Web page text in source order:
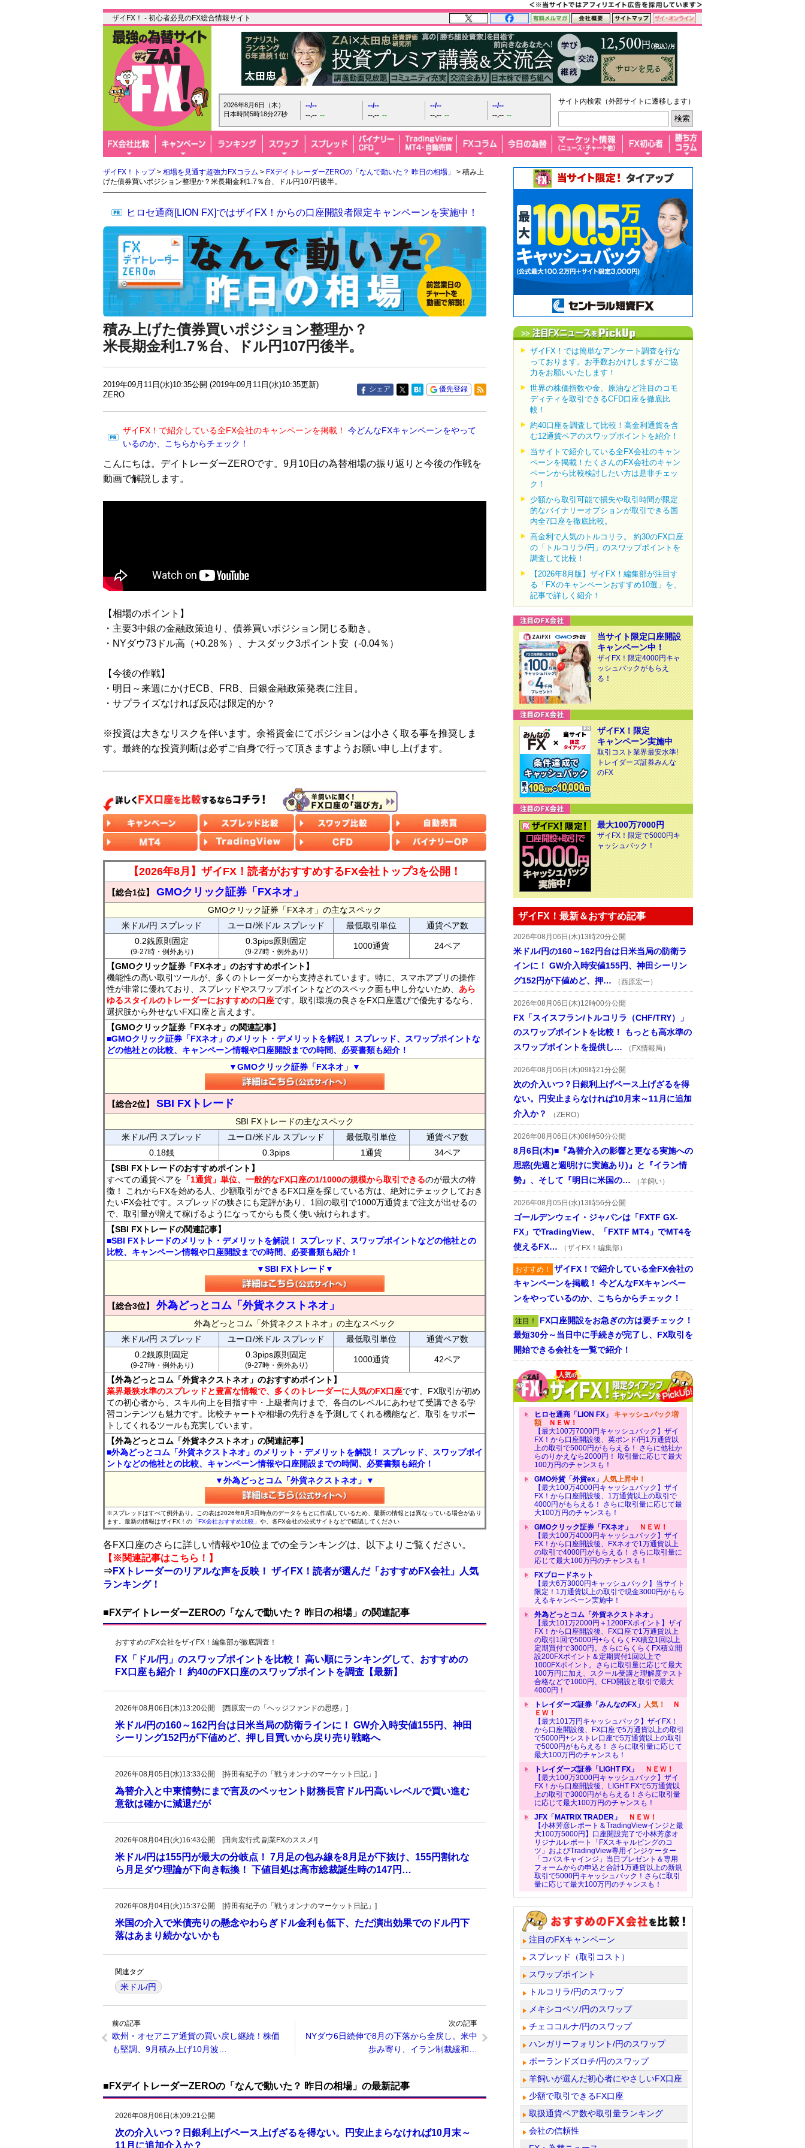
ザイFX！ - 初心者必見のFX総合情報サイト
2026年8月6日（木）
日本時間5時18分28秒
--/--
--.-- --
--/--
--.-- --
--/--
--.-- --
--/--
--.-- --
サイト内検索（外部サイトに遷移します）
ザイFX！トップ> 相場を見通す超強力FXコラム > FXデイトレーダーZEROの「なんで動いた？ 昨日の相場」
> 積み上
げた債券買いポジション整理か？米長期金利1.7％台、ドル円107円後半。
ヒロセ通商[LION FX]ではザイFX！からの口座開設者限定キャンペーンを実施中！
積み上げた債券買いポジション整理か？
米長期金利1.7％台、ドル円107円後半。
2019年09月11日(水)10:35公開 (2019年09月11日(水)10:35更新)
ZERO
シェア 優先登録
ザイFX！で紹介している全FX会社のキャンペーンを掲載！
今どんなFXキャンペーンをやって
いるのか、こちらからチェック！
こんにちは。デイトレーダーZEROです。9月10日の為替相場の振り返りと今後の作戦を
動画で解説します。
【相場のポイント】
・主要3中銀の金融政策迫り、債券買いポジション閉じる動き。
・NYダウ73ドル高（+0.28％）、ナスダック3ポイント安（-0.04％）
【今後の作戦】
・明日～来週にかけECB、FRB、日銀金融政策発表に注目。
・サプライズなければ反応は限定的か？
※投資は大きなリスクを伴います。余裕資金にてポジションは小さく取る事を推奨しま
す。最終的な投資判断は必ずご自身で行って頂きますようお願い申し上げます。
【2026年8月】ザイFX！読者がおすすめするFX会社トップ3を公開！
【総合1位】 GMOクリック証券「FXネオ」
GMOクリック証券「FXネオ」の主なスペック
米ドル/円 スプレッド
ユーロ/米ドル スプレッド 最低取引単位
通貨ペア数
0.2銭原則固定
(9-27時・例外あり)
0.3pips原則固定
(9-27時・例外あり)
1000通貨 24ペア
【GMOクリック証券「FXネオ」のおすすめポイント】
機能性の高い取引ツールが、多くのトレーダーから支持されています。特に、スマホアプリの操作
性が非常に優れており、スプレッドやスワップポイントなどのスペック面も申し分ないため、 あら
ゆるスタイルのトレーダーにおすすめの口座です。取引環境の良さをFX口座選びで優先するなら、
選択肢から外せないFX口座と言えます。
【GMOクリック証券「FXネオ」の関連記事】
■GMOクリック証券「FXネオ」のメリット・デメリットを解説！ スプレッド、スワップポイントな
どの他社との比較、キャンペーン情報や口座開設までの時間、必要書類も紹介！
▼GMOクリック証券「FXネオ」▼
【総合2位】 SBI FXトレード
SBI FXトレードの主なスペック
米ドル/円 スプレッド
ユーロ/米ドル スプレッド 最低取引単位
通貨ペア数
0.18銭
0.3pips 1通貨
34ペア
【SBI FXトレードのおすすめポイント】
すべての通貨ペアを 「1通貨」単位、一般的なFX口座の1/1000の規模から取引できるのが最大の特
徴！ これからFXを始める人、少額取引ができるFX口座を探している方は、絶対にチェックしておき
たいFX会社です。スプレッドの狭さにも定評があり、1回の取引で1000万通貨まで注文が出せるの
で、取引量が増えて稼げるようになってからも長く使い続けられます。
【SBI FXトレードの関連記事】
■SBI FXトレードのメリット・デメリットを解説！ スプレッド、スワップポイントなどの他社との
比較、キャンペーン情報や口座開設までの時間、必要書類も紹介！
▼SBI FXトレード▼
【総合3位】 外為どっとコム「外貨ネクストネオ」
外為どっとコム「外貨ネクストネオ」の主なスペック
米ドル/円 スプレッド
ユーロ/米ドル スプレッド 最低取引単位
通貨ペア数
0.2銭原則固定
(9-27時・例外あり)
0.3pips原則固定
(9-27時・例外あり)
1000通貨 42ペア
【外為どっとコム「外貨ネクストネオ」のおすすめポイント】
業界最狭水準のスプレッドと豊富な情報で、多くのトレーダーに人気のFX口座です。FX取引が初め
ての初心者から、スキル向上を目指す中・上級者向けまで、各自のレベルにあわせて受講できる学
習コンテンツも魅力です。比較チャートや相場の先行きを予測してくれる機能など、取引をサポー
トしてくれるツールも充実しています。
【外為どっとコム「外貨ネクストネオ」の関連記事】
■外為どっとコム「外貨ネクストネオ」のメリット・デメリットを解説！ スプレッド、スワップポイ
ントなどの他社との比較、キャンペーン情報や口座開設までの時間、必要書類も紹介！
▼外為どっとコム「外貨ネクストネオ」▼
※スプレッドはすべて例外あり。この表は2026年8月3日時点のデータをもとに作成しているため、最新の情報とは異なっている場合があり
ます。最新の情報はザイFX！の 「FX会社おすすめ比較」 や、各FX会社の公式サイトなどで確認してください
各FX口座のさらに詳しい情報や10位までの全ランキングは、以下よりご覧ください。
【※関連記事はこちら！】
⇒FXトレーダーのリアルな声を反映！ ザイFX！読者が選んだ「おすすめFX会社」人気
ランキング！
■FXデイトレーダーZEROの「なんで動いた？ 昨日の相場」の関連記事
おすすめのFX会社をザイFX！編集部が徹底調査！
FX「ドル/円」のスワップポイントを比較！ 高い順にランキングして、おすすめの
FX口座も紹介！ 約40のFX口座のスワップポイントを調査【最新】
2026年08月06日(木)13:20公開 [西原宏一の「ヘッジファンドの思惑」]
米ドル/円の160～162円台は日米当局の防衛ラインに！ GW介入時安値155円、神田
シーリング152円が下値めど、押し目買いから戻り売り戦略へ
2026年08月05日(水)13:33公開 [持田有紀子の「戦うオンナのマーケット日記」]
為替介入と中東情勢にまで言及のベッセント財務長官ドル円高いレベルで買い進む
意欲は確かに減退だが
2026年08月04日(火)16:43公開 [田向宏行式 副業FXのススメ!]
米ドル/円は155円が最大の分岐点！ 7月足の包み線を8月足が下抜け、155円割れな
ら月足ダウ理論が下向き転換！ 下値目処は高市総裁誕生時の147円…
2026年08月04日(火)15:37公開 [持田有紀子の「戦うオンナのマーケット日記」]
米国の介入で米債売りの懸念やわらぎドル金利も低下、ただ演出効果でのドル円下
落はあまり続かないかも
関連タグ
米ドル/円
前の記事
欧州・オセアニア通貨の買い戻し継続！株価
も堅調、9月積み上げ10月波…
次の記事
NYダウ6日続伸で8月の下落から全戻し。米中
歩み寄り、イラン制裁緩和…
■FXデイトレーダーZEROの「なんで動いた？ 昨日の相場」の最新記事
2026年08月06日(木)09:21公開
次の介入いつ？日銀利上げペース上げざるを得ない。円安止まらなければ10月末～
11月に追加介入か？
ザイFX！では簡単なアンケート調査を行な
っております。お手数おかけしますがご協
力をお願いいたします！
世界の株価指数や金、原油など注目のコモ
ディティを取引できるCFD口座を徹底比
較！
約40口座を調査して比較！高金利通貨を含
む12通貨ペアのスワップポイントを紹介！
当サイトで紹介している全FX会社のキャン
ペーンを掲載！たくさんのFX会社のキャン
ペーンから比較検討したい方は是非チェッ
ク！
少額から取引可能で損失や取引時間が限定
的なバイナリーオプションが取引できる国
内全7口座を徹底比較。
高金利で人気のトルコリラ。 約30のFX口座
の「トルコリラ/円」のスワップポイントを
調査して比較！
【2026年8月版】ザイFX！編集部が注目す
る「FXのキャンペーンおすすめ10選」を、
記事で詳しく紹介！
当サイト限定口座開設
キャンペーン中！
ザイFX！限定4000円キャ
ッシュバックがもらえ
る！
ザイFX！限定
キャンペーン実施中
取引コスト業界最安水準!
トレイダーズ証券みんな
のFX
最大100万7000円
ザイFX！限定で5000円キ
ャッシュバック！
ザイFX！最新＆おすすめ記事
2026年08月06日(木)13時20分公開
米ドル/円の160～162円台は日米当局の防衛ラ
インに！ GW介入時安値155円、神田シーリン
グ152円が下値めど、押…
（西原宏一）
2026年08月06日(木)12時00分公開
FX「スイスフラン/トルコリラ（CHF/TRY）」
のスワップポイントを比較！ もっとも高水準の
スワップポイントを提供し…
（FX情報局）
2026年08月06日(木)09時21分公開
次の介入いつ？日銀利上げペース上げざるを得
ない。円安止まらなければ10月末～11月に追加
介入か？
（ZERO）
2026年08月06日(木)06時50分公開
8月6日(木)■『為替介入の影響と更なる実施への
思惑(先週と週明けに実施あり)』と『イラン情
勢』、そして『明日に米国の…
（羊飼い）
2026年08月05日(水)13時56分公開
ゴールデンウェイ・ジャパンは「FXTF GX-
FX」でTradingView、「FXTF MT4」でMT4を
使えるFX…
（ザイFX！編集部）
おすすめ！ ザイFX！で紹介している全FX会社の
キャンペーンを掲載！ 今どんなFXキャンペー
ンをやっているのか、こちらからチェック！
注目！ FX口座開設をお急ぎの方は要チェック！
最短30分～当日中に手続きが完了し、FX取引を
開始できる会社を一覧で紹介！
ヒロセ通商「LION FX」 キャッシュバック増
額ＮＥＷ！
【最大100万7000円キャッシュバック】ザイ
FX！から口座開設後、英ポンド/円1万通貨以
上の取引で5000円がもらえる！ さらに他社か
らのりかえなら2000円！ 取引量に応じて最大
100万円のチャンスも！
GMO外貨「外貨ex」 人気上昇中！
【最大100万4000円キャッシュバック】ザイ
FX！から口座開設後、1万通貨以上の取引で
4000円がもらえる！ さらに取引量に応じて最
大100万円のチャンスも！
GMOクリック証券「FXネオ」
ＮＥＷ！
【最大100万4000円キャッシュバック】ザイ
FX！から口座開設後、FXネオで1万通貨以上
の取引で4000円がもらえる！ さらに取引量に
応じて最大100万円のチャンスも！
FXブロードネット
【最大6万3000円キャッシュバック】当サイト
限定！1万通貨以上の取引で現金3000円がもら
えるキャンペーン実施中！
外為どっとコム「外貨ネクストネオ」
【最大101万2000円＋1200FXポイント】ザイ
FX！から口座開設後、FX口座で1万通貨以上
の取引1回で5000円+らくらくFX積立1回以上
定期買付で3000円。さらにらくらくFX積立開
設200FXポイント＆定期買付1回以上で
1000FXポイント。さらに取引量に応じて最大
100万円に加え、スクール受講と理解度テスト
合格などで1000円、CFD開設と取引で最大
4000円！
トレイダーズ証券「みんなのFX」 人気！
Ｎ
ＥＷ！
【最大101万円キャッシュバック】ザイFX！
から口座開設後、FX口座で5万通貨以上の取引
で5000円+シストレ口座で5万通貨以上の取引
で5000円がもらえる！ さらに取引量に応じて
最大100万円のチャンスも！
トレイダーズ証券「LIGHT FX」
ＮＥＷ！
【最大100万3000円キャッシュバック】ザイ
FX！から口座開設後、LIGHT FXで5万通貨以
上の取引で3000円がもらえる！さらに取引量
に応じて最大100万円のチャンスも！
JFX「MATRIX TRADER」
ＮＥＷ！
【小林芳彦レポート＆TradingViewインジと最
大100万5000円】口座開設完了で小林芳彦オ
リジナルレポート「FXスキャルピングのコ
ツ」およびTradingView専用インジケーター
「コバスキャインジ」当日プレゼント＆専用
フォームからの申込と合計1万通貨以上の新規
取引で5000円キャッシュバック！さらに取引
量に応じて最大100万円のチャンスも！
注目のFXキャンペーン
スプレッド（取引コスト）
スワップポイント
トルコリラ/円のスワップ
メキシコペソ/円のスワップ
チェココルナ/円のスワップ
ハンガリーフォリント/円のスワップ
ポーランドズロチ/円のスワップ
羊飼いが選んだ初心者にやさしいFX口座
少額で取引できるFX口座
取扱通貨ペア数や取引量ランキング
会社の信頼性